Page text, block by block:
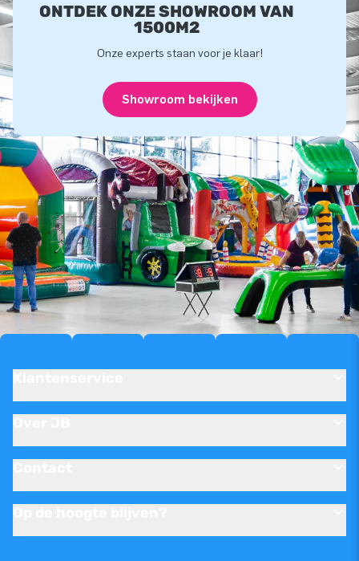
ONTDEK ONZE SHOWROOM VAN
1500M2
Onze experts staan voor je klaar!
Showroom bekijken